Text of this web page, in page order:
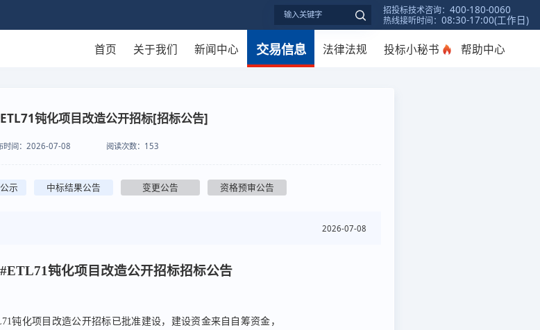
招投标技术咨询：400-180-0060
热线接听时间：08:30-17:00(工作日)
首页 关于我们 新闻中心 交易信息 法律法规 投标小秘书 帮助中心
钝化项目改造公开招标[招标公告]
时间： 2026-07-08 阅读次数： 153
示 中标结果公告 变更公告 资格预审公告
2026-07-08
钝化项目改造公开招标招标公告
钝化项目改造公开招标已批准建设， 建设资金来自 自筹资金，